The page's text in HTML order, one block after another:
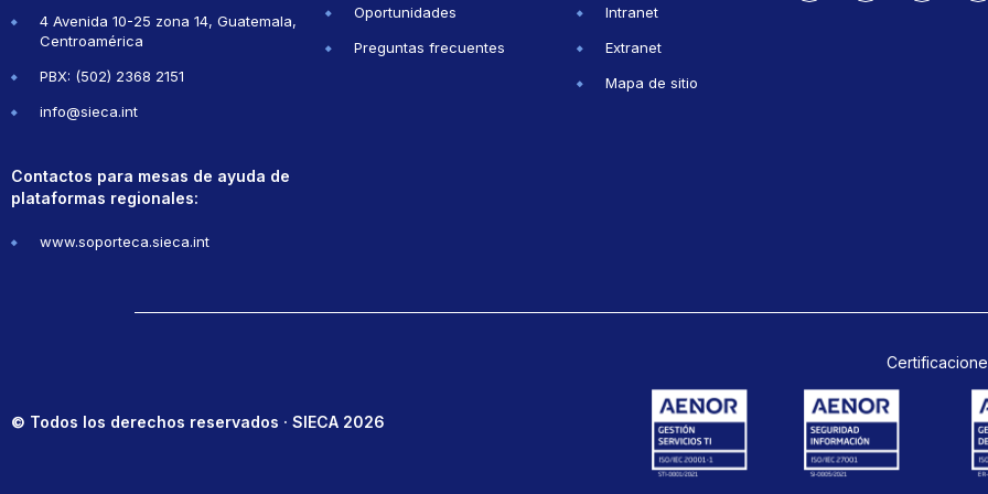
4 Avenida 10-25 zona 14, Guatemala,
Centroamérica
PBX: (502) 2368 2151
info@sieca.int
Contactos para mesas de ayuda de
plataformas regionales:
www.soporteca.sieca.int
Oportunidades
Preguntas frecuentes
Intranet
Extranet
Mapa de sitio
© Todos los derechos reservados · SIECA 2026